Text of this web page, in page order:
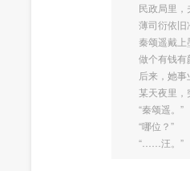
民政局里，
薄司衍依旧冷
秦颂遥戴上墨
做个有钱有
后来，她事业
某天夜里，
“秦颂遥。”
“哪位？”
“……汪。”